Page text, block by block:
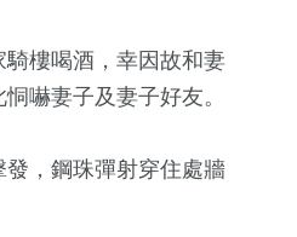
樓喝酒，幸因故和妻
嚇妻子及妻子好友。
，鋼珠彈射穿住處牆